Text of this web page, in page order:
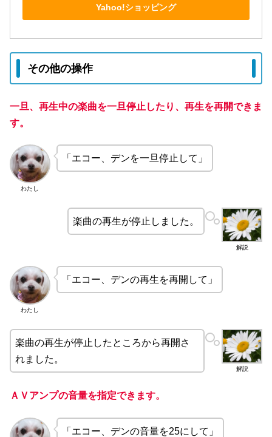
Yahoo!ショッピング
その他の操作
一旦、再生中の楽曲を一旦停止したり、再生を再開できま
す。
わたし
「エコー、デンを一旦停止して」
解説
楽曲の再生が停止しました。
わたし
「エコー、デンの再生を再開して」
解説
楽曲の再生が停止したところから再開さ
れました。
ＡＶアンプの音量を指定できます。
「エコー、デンの音量を25にして」